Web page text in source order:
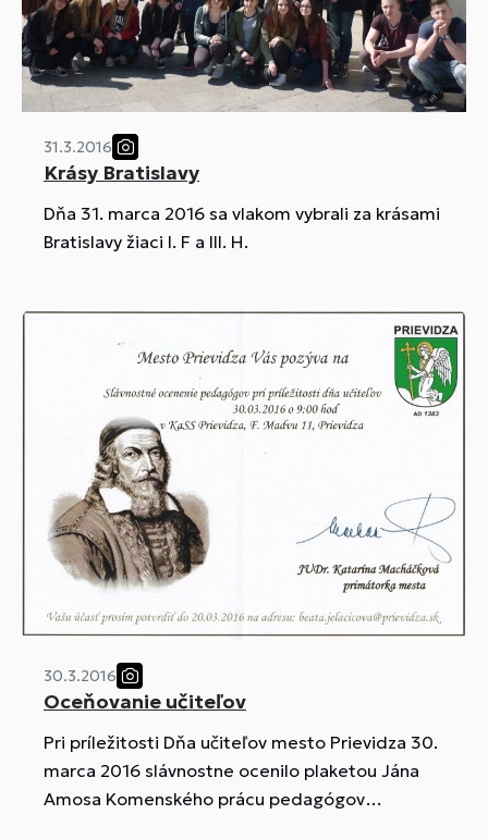
31.3.2016
Krásy Bratislavy
Dňa 31. marca 2016 sa vlakom vybrali za krásami
Bratislavy žiaci I. F a III. H.
30.3.2016
Oceňovanie učiteľov
Pri príležitosti Dňa učiteľov mesto Prievidza 30.
marca 2016 slávnostne ocenilo plaketou Jána
Amosa Komenského prácu pedagógov